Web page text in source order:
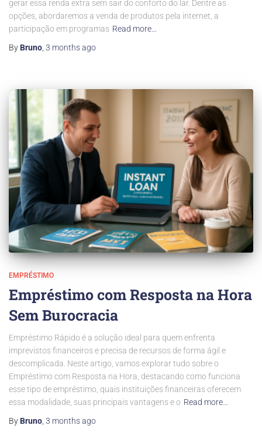
gerar essa renda extra sem sair do conforto do lar. Dentre as
opções, abordaremos a venda de produtos pela internet, a
participação em programas Read more…
By Bruno, 3 monthsago
EMPRÉSTIMO
Empréstimo com Resposta na Hora
Sem Burocracia
Empréstimo Rápido é a solução ideal para quem enfrenta
imprevistos financeiros e precisa de recursos de forma ágil e
descomplicada. Neste artigo, vamos explorar tudo sobre o
Empréstimo com Resposta na Hora, destacando como funciona
esse tipo de empréstimo, quais instituições financeiras oferecem
essa modalidade, suas principais vantagens e o Read more…
By Bruno 3 monthsago